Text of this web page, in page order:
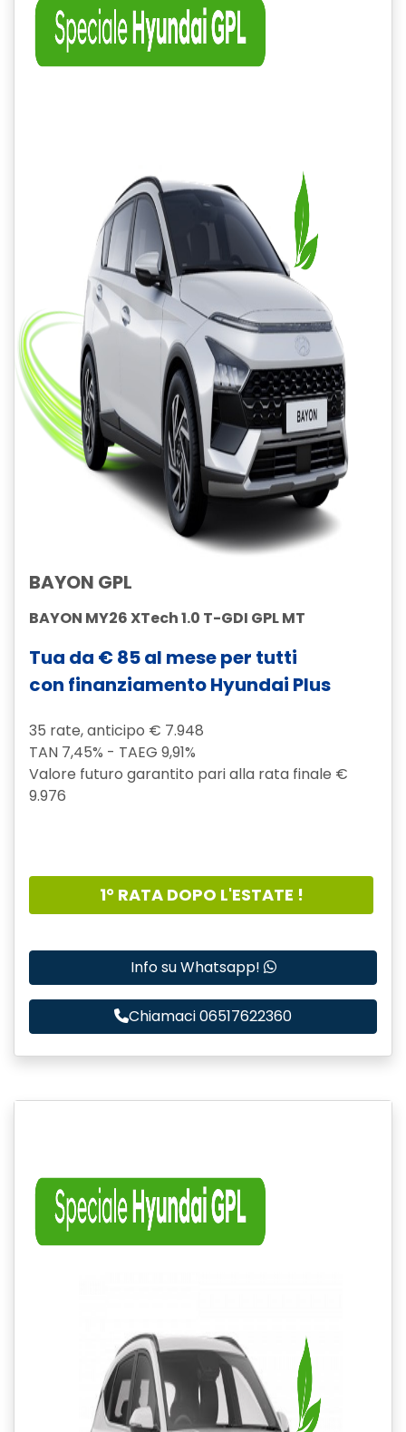
BAYON GPL
BAYON MY26 XTech 1.0 T-GDI GPL MT
Tua da € 85 al mese per tutti
con finanziamento Hyundai Plus
35 rate, anticipo € 7.948
TAN 7,45% - TAEG 9,91%
Valore futuro garantito pari alla rata finale €
9.976
1° RATA DOPO L'ESTATE !
Info su Whatsapp!
Chiamaci 06517622360